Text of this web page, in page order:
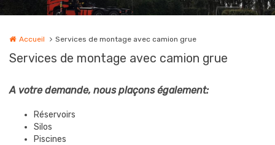
Accueil Services de montage avec camion grue
Services de montage avec camion grue
A votre demande, nous plaçons également:
Réservoirs
Silos
Piscines